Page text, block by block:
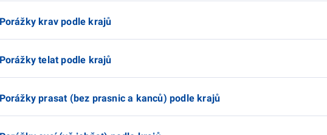
krav podle krajů
telat podle krajů
prasat (bez prasnic a kanců) podle krajů